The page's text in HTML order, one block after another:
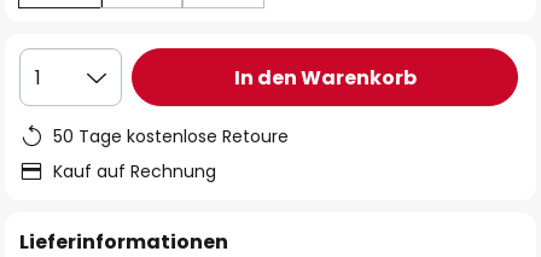
1 In den Warenkorb
50 Tage kostenlose Retoure
Kauf auf Rechnung
Lieferinformationen